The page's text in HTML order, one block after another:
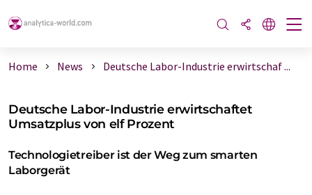
Home News Deutsche Labor-Industrie erwirtschaf ...
Deutsche Labor-Industrie erwirtschaftet
Umsatzplus von elf Prozent
Technologietreiber ist der Weg zum smarten
Laborgerät